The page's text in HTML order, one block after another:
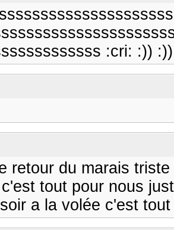
:cri: :)) :))
retour du marais
tout pour nous
a la volée c'est